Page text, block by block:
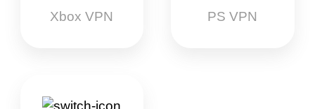
Xbox VPN PS VPN